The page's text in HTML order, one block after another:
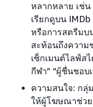
หลากหลาย เช่
เรียกดูบน
หรือการสตรีมบ
สะท้อนถึงความ
เซ็กเมนต์ไลฟ์ส
กีฬา” “ผู้ชื่นชอบ
ความสนใจ: กลุ่
ให้ผู้โฆษณาช่วย